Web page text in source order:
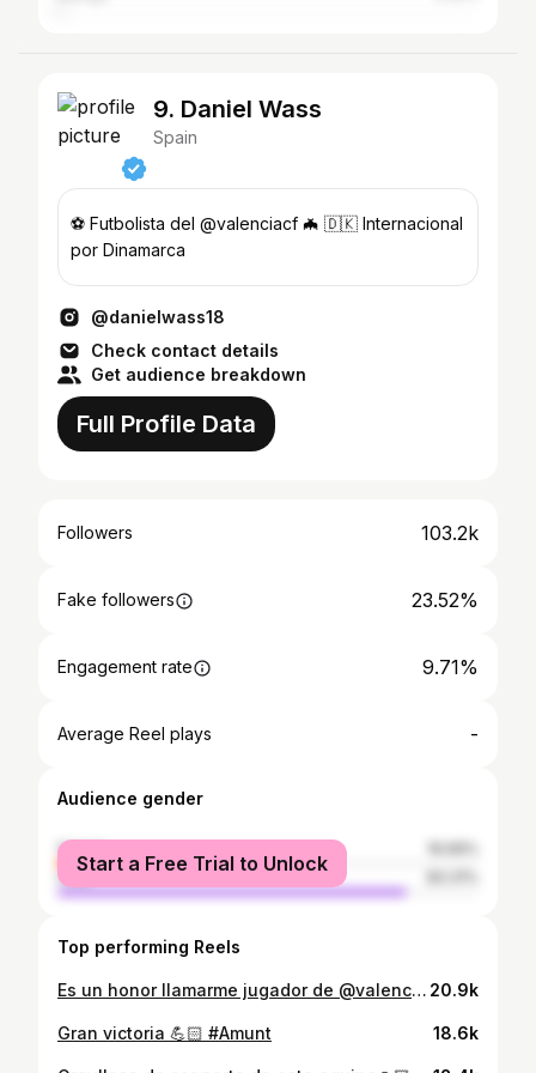
9. Daniel Wass
Spain
⚽️ Futbolista del @valenciacf 🦇⁣ 🇩🇰 Internacional
por Dinamarca ⁣
@danielwass18
Check contact details
Get audience breakdown
Full Profile Data
Followers 103.2k
Fake followers 23.52%
Engagement rate 9.71%
Average Reel plays -
Audience gender
female
male
Start a Free Trial to Unlock
Top performing Reels
Es un honor llamarme jugador de @valenciacf #amunt 20.9k
Gran victoria 💪🏻 #Amunt 18.6k